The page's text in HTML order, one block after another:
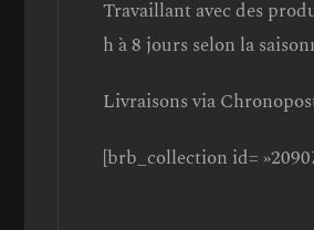
Travaillant avec des
h à 8 jours selon la
Livraisons via
[brb_collection id=